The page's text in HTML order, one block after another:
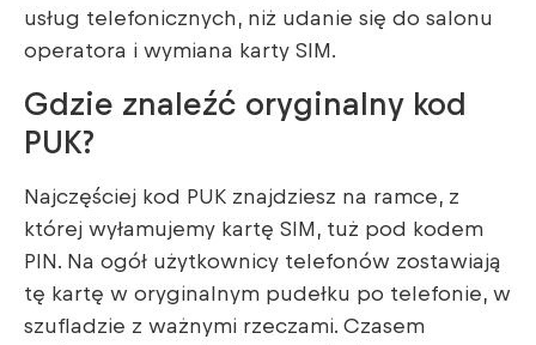
usług telefonicznych, niż udanie się do salonu
operatora i wymiana karty SIM.
Gdzie znaleźć oryginalny kod
PUK?
Najczęściej kod PUK znajdziesz na ramce, z
której wyłamujemy kartę SIM, tuż pod kodem
PIN. Na ogół użytkownicy telefonów zostawiają
tę kartę w oryginalnym pudełku po telefonie, w
szufladzie z ważnymi rzeczami. Czasem